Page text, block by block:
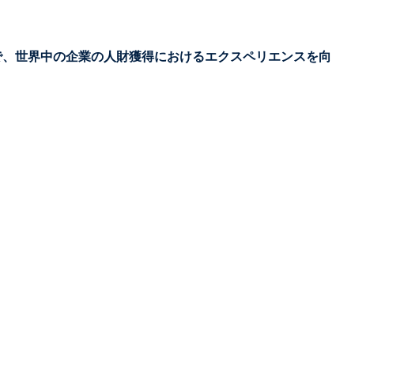
世界中の企業の人財獲得におけるエクスペリエンスを向